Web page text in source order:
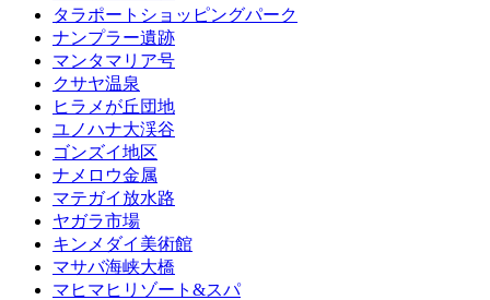
タラポートショッピングパーク
ナンプラー遺跡
マンタマリア号
クサヤ温泉
ヒラメが丘団地
ユノハナ大渓谷
ゴンズイ地区
ナメロウ金属
マテガイ放水路
ヤガラ市場
キンメダイ美術館
マサバ海峡大橋
マヒマヒリゾート&スパ